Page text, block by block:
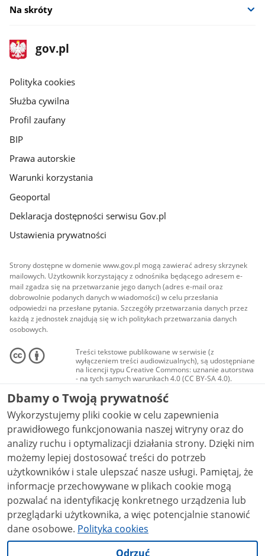
Na skróty
stopka
gov.pl
Strona
gov.pl
gov.pl
Polityka cookies
Służba cywilna
Profil zaufany
BIP
Prawa autorskie
Warunki korzystania
Geoportal
Deklaracja dostępności serwisu Gov.pl
Ustawienia prywatności
Strony dostępne w domenie www.gov.pl mogą zawierać adresy skrzynek
mailowych. Użytkownik korzystający z odnośnika będącego adresem e-
mail zgadza się na przetwarzanie jego danych (adres e-mail oraz
dobrowolnie podanych danych w wiadomości) w celu przesłania
odpowiedzi na przesłane pytania. Szczegóły przetwarzania danych przez
każdą z jednostek znajdują się w ich politykach przetwarzania danych
osobowych.
Treści tekstowe publikowane w serwisie (z
wyłączeniem treści audiowizualnych), są udostępniane
na licencji typu Creative Commons: uznanie autorstwa
- na tych samych warunkach 4.0 (CC BY-SA 4.0).
Materiały audiowizualne, w tym zdjęcia, materiały
audio i wideo, są udostępniane na licencji typu
Creative Commons: uznanie autorstwa użycie
niekomercyjne - bez utworów zależnych 4.0 (CC BY-
NC-ND 4.0), o ile nie jest to stwierdzone inaczej.
Dbamy o Twoją prywatność
Wykorzystujemy pliki cookie w celu zapewnienia
prawidłowego funkcjonowania naszej witryny oraz do
analizy ruchu i optymalizacji działania strony. Dzięki nim
możemy lepiej dostosować treści do potrzeb
użytkowników i stale ulepszać nasze usługi. Pamiętaj, że
informacje przechowywane w plikach cookie mogą
pozwalać na identyfikację konkretnego urządzenia lub
przeglądarki użytkownika, a więc potencjalnie stanowić
dane osobowe. Polityka cookies
Odrzuć